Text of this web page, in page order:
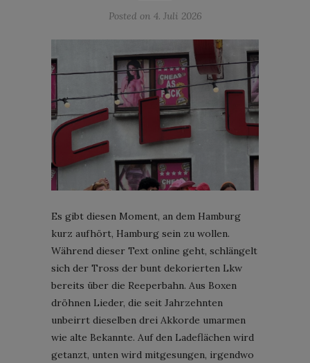
Posted on 4. Juli 2026
Es gibt diesen Moment, an dem Hamburg
kurz aufhört, Hamburg sein zu wollen.
Während dieser Text online geht, schlängelt
sich der Tross der bunt dekorierten Lkw
bereits über die Reeperbahn. Aus Boxen
dröhnen Lieder, die seit Jahrzehnten
unbeirrt dieselben drei Akkorde umarmen
wie alte Bekannte. Auf den Ladeflächen wird
getanzt, unten wird mitgesungen, irgendwo